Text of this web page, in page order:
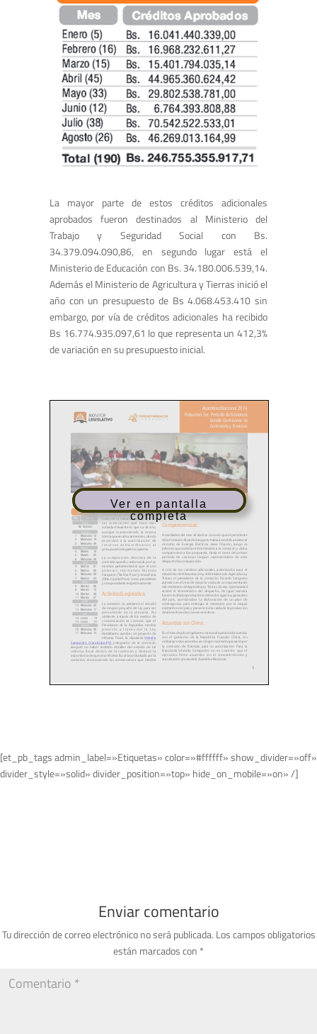
La mayor parte de estos créditos adicionales
aprobados fueron destinados al Ministerio del
Trabajo y Seguridad Social con Bs.
34.379.094.090,86, en segundo lugar está el
Ministerio de Educación con Bs. 34.180.006.539,14.
Además el Ministerio de Agricultura y Tierras inició el
año con un presupuesto de Bs 4.068.453.410 sin
embargo, por vía de créditos adicionales ha recibido
Bs 16.774.935.097,61 lo que representa un 412,3%
de variación en su presupuesto inicial.
Ver en pantalla
completa
[et_pb_tags admin_label=»Etiquetas» color=»#ffffff» show_divider=»off»
divider_style=»solid» divider_position=»top» hide_on_mobile=»on» /]
Enviar comentario
Tu dirección de correo electrónico no será publicada. Los campos obligatorios
están marcados con *